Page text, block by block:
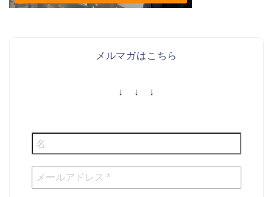
メルマガはこちら
↓ ↓ ↓